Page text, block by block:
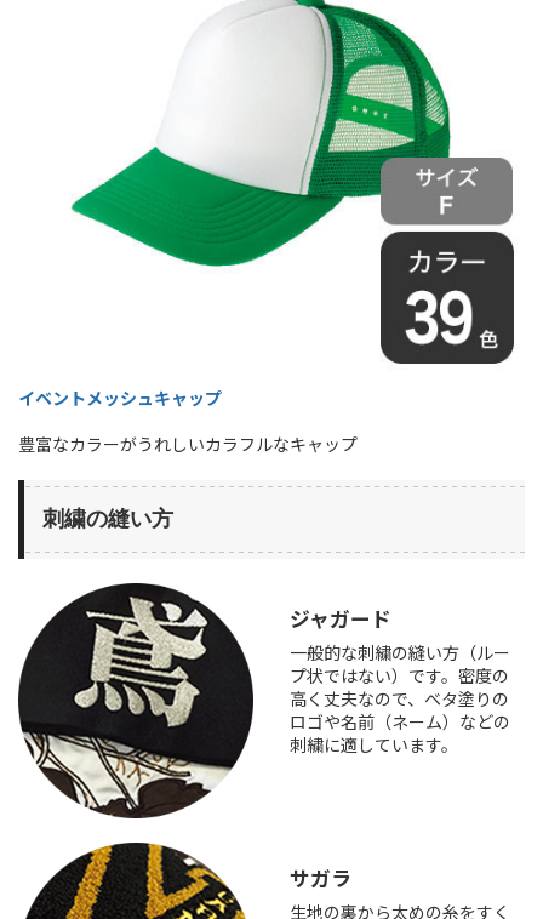
イベントメッシュキャップ
豊富なカラーがうれしいカラフルなキャップ
刺繍の縫い方
ジャガード
一般的な刺繍の縫い方（ルー
プ状ではない）です。密度の
高く丈夫なので、ベタ塗りの
ロゴや名前（ネーム）などの
刺繍に適しています。
サガラ
生地の裏から太めの糸をすく